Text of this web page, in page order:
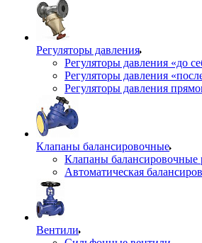
Регуляторы давления
Регуляторы давления «до
Регуляторы давления
Регуляторы давления
Клапаны балансировочные
Клапаны балансировочные
Автоматическая
Вентили